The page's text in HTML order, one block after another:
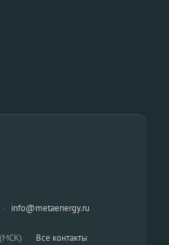
· info@metaenergy.ru
· Все контакты